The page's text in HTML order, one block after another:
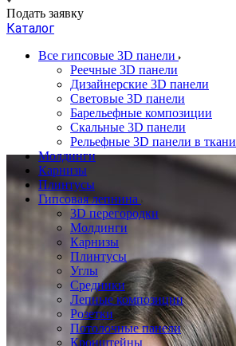
Подать заявку
Каталог
Все гипсовые 3D панели
Реечные 3D панели
Дизайнерские 3D панели
Световые 3D панели
Барельефные композиции
Скальные 3D панели
Рельефные 3D панели в ткани
Молдинги
Карнизы
Плинтусы
Гипсовая лепнина
3D перегородки
Молдинги
Карнизы
Плинтусы
Углы
Средники
Лепные композиции
Розетки
Потолочные панели
Кронштейны